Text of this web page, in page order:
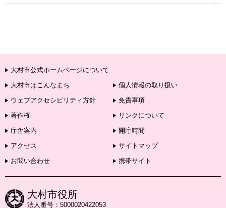
大村市公式ホームページについて
大村市はこんなまち
個人情報の取り扱い
ウェブアクセシビリティ方針
免責事項
著作権
リンクについて
庁舎案内
開庁時間
アクセス
サイトマップ
お問い合わせ
携帯サイト
大村市役所
法人番号：5000020422053